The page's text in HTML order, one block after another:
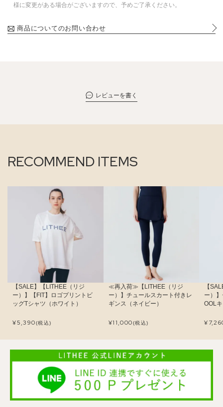
様に変更がある場合がございますので、予めご了承ください。
商品についてのお問い合わせ
レビューを書く
RECOMMEND ITEMS
【SALE】【LITHEE（リジ
ー）】【FIT】ロゴプリントビ
ッグTシャツ（ホワイト）
¥5,390(税込)
≪再入荷≫【LITHEE（リジ
ー）】チュールスカート付きレ
ギンス（ネイビー）
¥11,000(税込)
【
ー）
OOL
¥